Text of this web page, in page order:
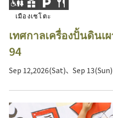
เมืองเซโตะ
เทศกาลเครื่องปั้นดินเ
94
Sep 12,2026(Sat)、Sep 13(Sun)